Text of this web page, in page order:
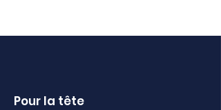
Pour la tête